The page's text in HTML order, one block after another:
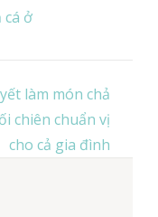
cá ở
làm món chả
chiên chuẩn vị
cho cả gia đình